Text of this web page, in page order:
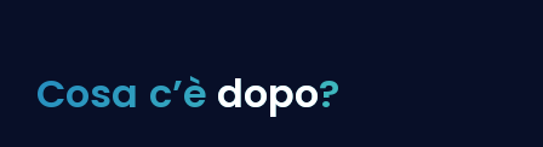
Cosa c’è dopo?